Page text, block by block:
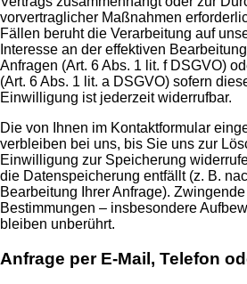
vorvertraglicher Maßnahmen
Fällen beruht die Verarbeitung auf
Interesse an der effektiven
Anfragen (Art. 6 Abs. 1 lit. f DSGVO)
(Art. 6 Abs. 1 lit. a DSGVO) sofern
Einwilligung ist jederzeit widerrufbar.
Die von Ihnen im Kontaktformular
verbleiben bei uns, bis Sie uns zur
Einwilligung zur Speicherung
die Datenspeicherung entfällt (z. B.
Bearbeitung Ihrer Anfrage).
Bestimmungen – insbesondere
bleiben unberührt.
Anfrage per E-Mail, Telefon